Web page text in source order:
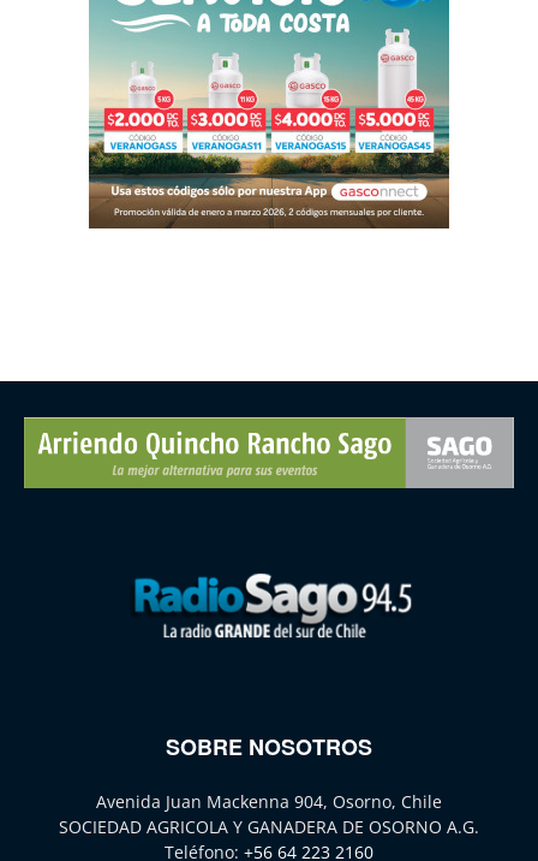
SOBRE NOSOTROS
Avenida Juan Mackenna 904, Osorno, Chile
SOCIEDAD AGRICOLA Y GANADERA DE OSORNO A.G.
Teléfono: +56 64 223 2160